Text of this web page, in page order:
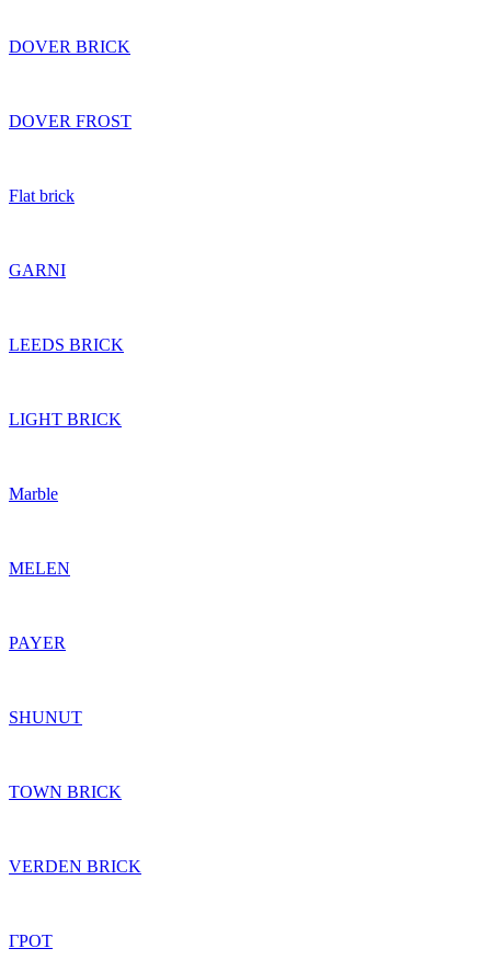
DOVER BRICK
DOVER FROST
Flat brick
GARNI
LEEDS BRICK
LIGHT BRICK
Marble
MELEN
PAYER
SHUNUT
TOWN BRICK
VERDEN BRICK
ГРОТ